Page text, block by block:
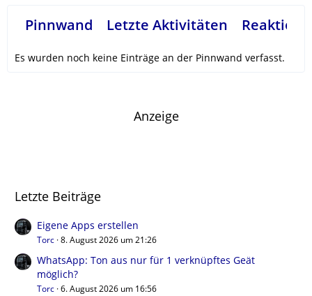
Pinnwand Letzte Aktivitäten
Es wurden noch keine Einträge an der Pinnwand verfasst.
Anzeige
Letzte Beiträge
Eigene Apps erstellen
Torc 8. August 2026 um 21:26
WhatsApp: Ton aus nur für 1 verknüpftes Geät
möglich?
Torc 6. August 2026 um 16:56